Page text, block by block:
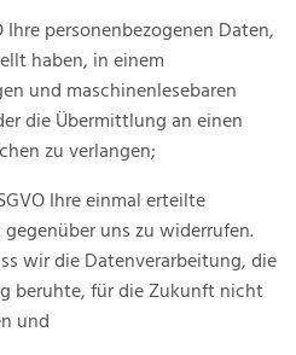
Ihre personenbezogenen Daten,
haben, in einem
und maschinenlesebaren
die Übermittlung an einen
zu verlangen;
Ihre einmal erteilte
uns zu widerrufen.
wir die Datenverarbeitung, die
beruhte, für die Zukunft nicht
und